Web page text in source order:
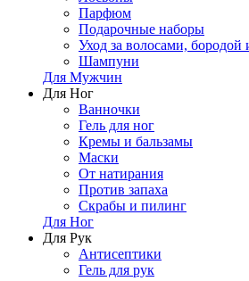
Парфюм
Подарочные наборы
Уход за волосами, бородой
Шампуни
Для Мужчин
Для Ног
Ванночки
Гель для ног
Кремы и бальзамы
Маски
От натирания
Против запаха
Скрабы и пилинг
Для Ног
Для Рук
Антисептики
Гель для рук